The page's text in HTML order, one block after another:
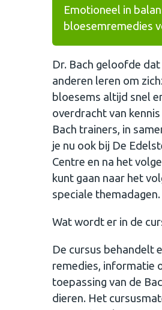
Emotioneel in
bloesemremedies
Dr. Bach geloofde
anderen leren om
bloesems altijd snel
overdracht van
Bach trainers, in
je nu ook bij De
Centre en na het
kunt gaan naar het
speciale themadagen.
Wat wordt er in de
De cursus behandelt
remedies, informatie
toepassing van de
dieren. Het